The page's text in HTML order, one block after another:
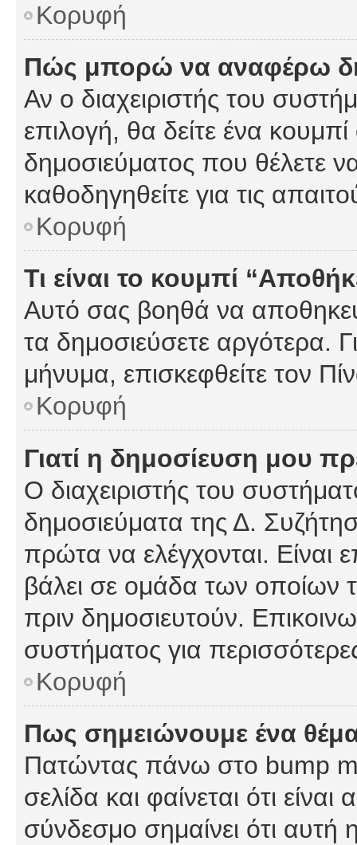
Κορυφή
Πώς μπορώ να αναφέρω
Αν ο διαχειριστής του
επιλογή, θα δείτε ένα
δημοσιεύματος που θέλετε
καθοδηγηθείτε για τις
Κορυφή
Τι είναι το κουμπί
Αυτό σας βοηθά να
τα δημοσιεύσετε αργότερα.
μήνυμα, επισκεφθείτε τον
Κορυφή
Γιατί η δημοσίευση μου
Ο διαχειριστής του
δημοσιεύματα της Δ.
πρώτα να ελέγχονται. Είναι
βάλει σε ομάδα των οποίων
πριν δημοσιευτούν.
συστήματος για
Κορυφή
Πως σημειώνουμε ένα
Πατώντας πάνω στο bump
σελίδα και φαίνεται ότι
σύνδεσμο σημαίνει ότι αυτή